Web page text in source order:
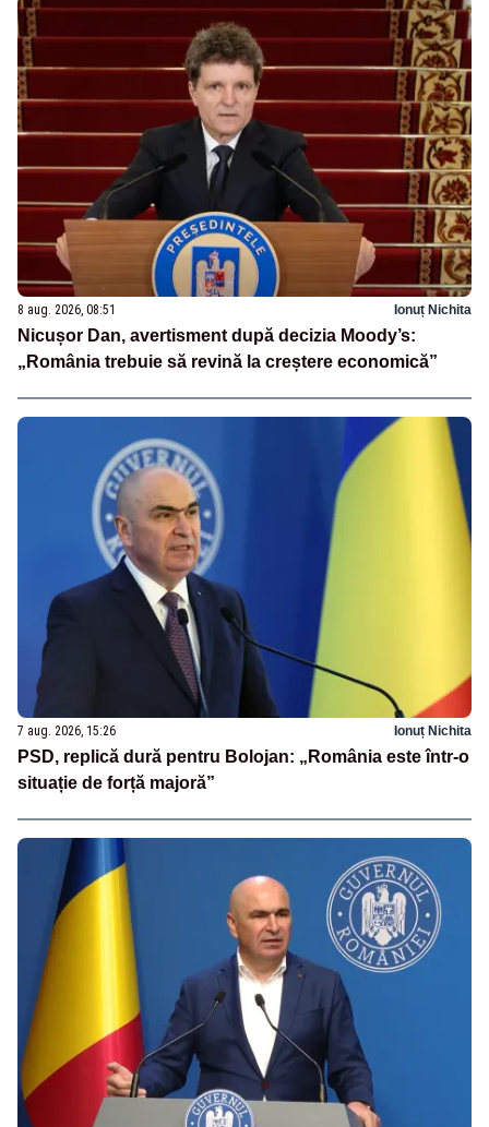
8 aug. 2026, 08:51 Ionuț Nichita
Nicușor Dan, avertisment după decizia Moody’s:
„România trebuie să revină la creștere economică”
7 aug. 2026, 15:26 Ionuț Nichita
PSD, replică dură pentru Bolojan: „România este într-o
situație de forță majoră”